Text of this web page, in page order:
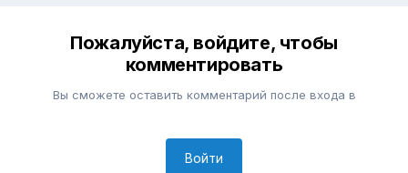
Пожалуйста, войдите, чтобы
комментировать
Вы сможете оставить комментарий после входа в
Войти